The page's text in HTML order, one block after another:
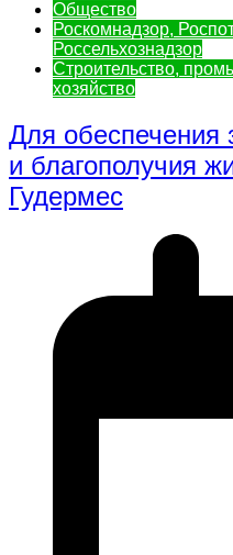
Общество
Роскомнадзор,
Россельхознадзор
Строительство,
хозяйство
Для обеспечения
и благополучия
Гудермес